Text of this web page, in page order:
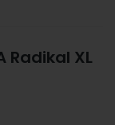
Radikal XL